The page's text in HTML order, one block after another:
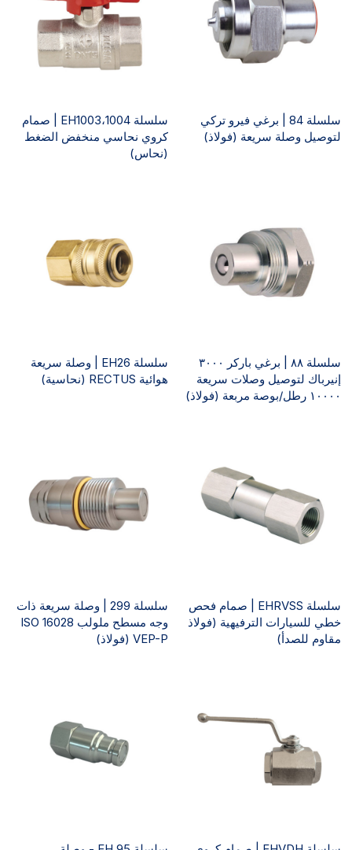
سلسلة 84 | برغي فيرو تركي
لتوصيل وصلة سريعة (فولاذ)
سلسلة EH1003،1004 | صمام
كروي نحاسي منخفض الضغط
(نحاس)
سلسلة ٨٨ | برغي باركر ٣٠٠٠
إنيرباك لتوصيل وصلات سريعة
١٠٠٠٠ رطل/بوصة مربعة (فولاذ)
سلسلة EH26 | وصلة سريعة
هوائية RECTUS (نحاسية)
سلسلة EHRVSS | صمام فحص
خطي للسيارات الترفيهية (فولاذ
مقاوم للصدأ)
سلسلة 299 | وصلة سريعة ذات
وجه مسطح ملولب ISO 16028
VEP-P (فولاذ)